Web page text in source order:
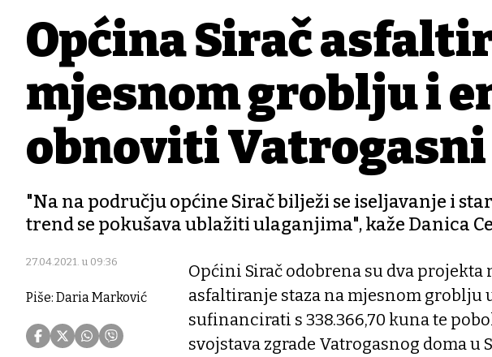
Općina Sirač
mjesnom groblju i
obnoviti Vatrogasni
"Na na području općine Sirač bilježi se iseljavanje i
trend se pokušava ublažiti ulaganjima", kaže Danica
27.04.2021. u 09:36
Piše: Daria Marković
Općini Sirač odobrena su dva projekta
asfaltiranje staza na mjesnom groblju
sufinancirati s 338.366,70 kuna te
svojstava zgrade Vatrogasnog doma u